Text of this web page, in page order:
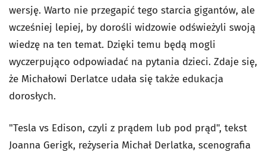
wersję. Warto nie przegapić tego starcia gigantów, ale
wcześniej lepiej, by dorośli widzowie odświeżyli swoją
wiedzę na ten temat. Dzięki temu będą mogli
wyczerpująco odpowiadać na pytania dzieci. Zdaje się,
że Michałowi Derlatce udała się także edukacja
dorosłych.
"Tesla vs Edison, czyli z prądem lub pod prąd", tekst
Joanna Gerigk, reżyseria Michał Derlatka, scenografia